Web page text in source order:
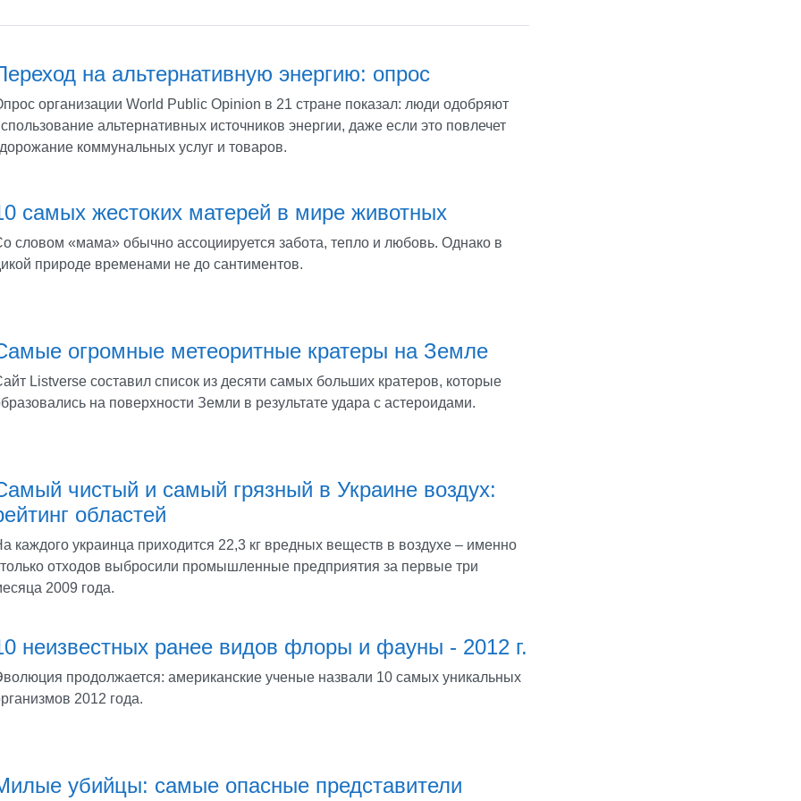
на альтернативную энергию: опрос
организации World Public Opinion в 21 стране показал: люди одобряют
альтернативных источников энергии, даже если это повлечет
коммунальных услуг и товаров.
самых жестоких матерей в мире животных
словом «мама» обычно ассоциируется забота, тепло и любовь. Однако в
природе временами не до сантиментов.
огромные метеоритные кратеры на Земле
Listverse составил список из десяти самых больших кратеров, которые
на поверхности Земли в результате удара с астероидами.
чистый и самый грязный в Украине воздух:
областей
каждого украинца приходится 22,3 кг вредных веществ в воздухе – именно
отходов выбросили промышленные предприятия за первые три
2009 года.
неизвестных ранее видов флоры и фауны - 2012 г.
продолжается: американские ученые назвали 10 самых уникальных
2012 года.
убийцы: самые опасные представители